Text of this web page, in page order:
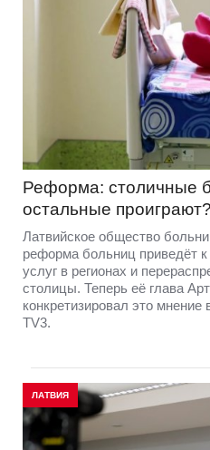
Реформа: столичные
остальные проиграют?
Латвийское общество
реформа больниц приведёт
услуг в регионах и
столицы. Теперь её глава
конкретизировал это мнение
TV3.
ЛАТВИЯ